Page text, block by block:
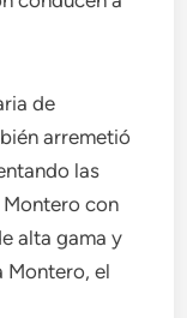
de
arremetió
las
con
alta gama y
Montero, el